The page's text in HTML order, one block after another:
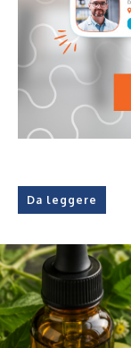
Da leggere